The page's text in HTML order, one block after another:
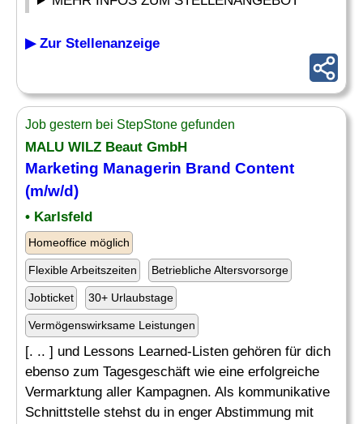
▶ Zur Stellenanzeige
Job gestern bei StepStone gefunden
MALU WILZ Beaut GmbH
Marketing Managerin Brand Content
(m/w/d)
• Karlsfeld
Homeoffice möglich
Flexible Arbeitszeiten Betriebliche Altersvorsorge
Jobticket 30+ Urlaubstage
Vermögenswirksame Leistungen
[. .. ] und Lessons Learned-Listen gehören für dich
ebenso zum Tagesgeschäft wie eine erfolgreiche
Vermarktung aller Kampagnen. Als kommunikative
Schnittstelle stehst du in enger Abstimmung mit